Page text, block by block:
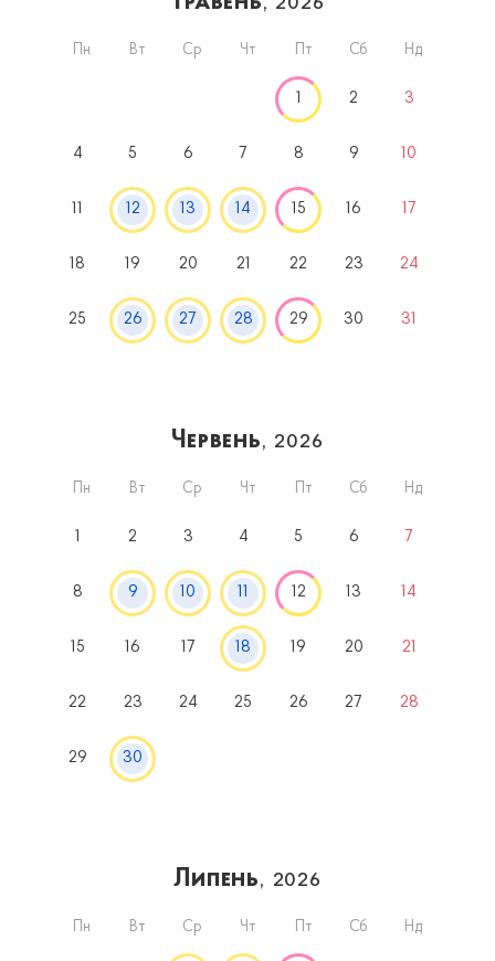
Пн Вт Ср Чт Пт Сб Нд
1 2 3
4 5 6 7 8 9 10
11 12 13 14 15 16 17
18 19 20 21 22 23 24
25 26 27 28 29 30 31
Червень, 2026
Пн Вт Ср Чт Пт Сб Нд
1 2 3 4 5 6 7
8 9 10 11 12 13 14
15 16 17 18 19 20 21
22 23 24 25 26 27 28
29 30
Липень, 2026
Пн Вт Ср Чт Пт Сб Нд